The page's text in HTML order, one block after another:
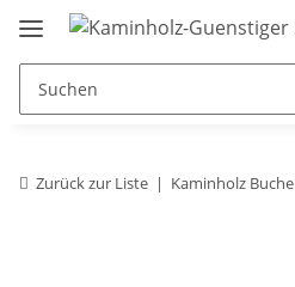
Zurück zur Liste Kaminholz Buche